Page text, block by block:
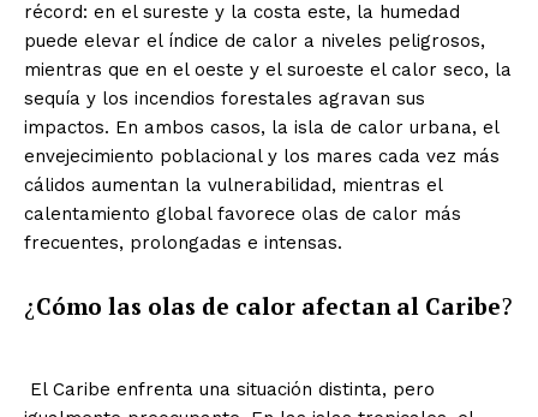
récord: en el sureste y la costa este, la humedad
puede elevar el índice de calor a niveles peligrosos,
mientras que en el oeste y el suroeste el calor seco, la
sequía y los incendios forestales agravan sus
impactos. En ambos casos, la isla de calor urbana, el
envejecimiento poblacional y los mares cada vez más
cálidos aumentan la vulnerabilidad, mientras el
calentamiento global favorece olas de calor más
frecuentes, prolongadas e intensas.
¿Cómo las olas de calor afectan al Caribe?
El Caribe enfrenta una situación distinta, pero